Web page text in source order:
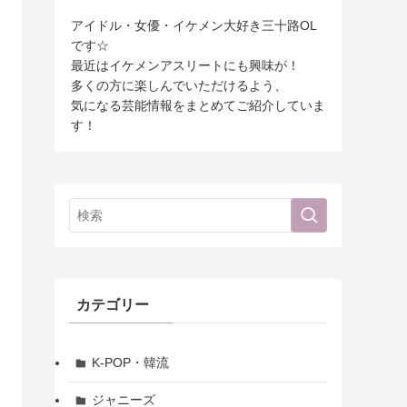
アイドル・女優・イケメン大好き三十路OL
です☆
最近はイケメンアスリートにも興味が！
多くの方に楽しんでいただけるよう、
気になる芸能情報をまとめてご紹介していま
す！
カテゴリー
K-POP・韓流
ジャニーズ